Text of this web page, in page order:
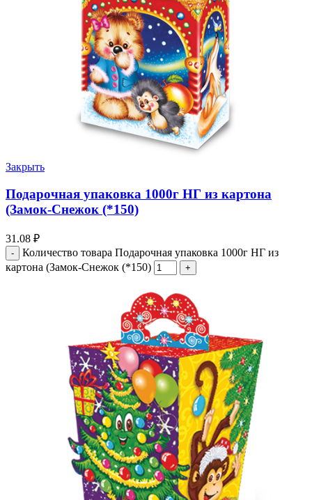
Закрыть
Подарочная упаковка 1000г НГ из картона
(Замок-Снежок (*150)
31.08 ₽
Количество товара Подарочная упаковка 1000г НГ из
картона (Замок-Снежок (*150)